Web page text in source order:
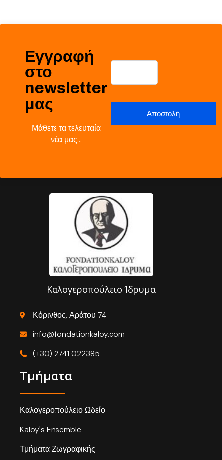
Εγγραφή
στο
newsletter
μας
Μάθετε τα τελευταία
νέα μας…
Καλογεροπούλειο Ίδρυμα
Κόρινθος, Αράτου 74
info@fondationkaloy.com
(+30) 2741 022385
Τμήματα
Καλογεροπούλειο Ωδείο
Kaloy's Ensemble
Τμήματα Ζωγραφικής